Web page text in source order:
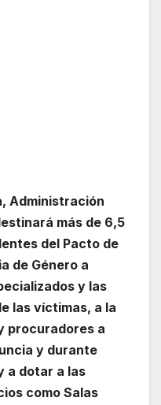
Administración
más de 6,5
del Pacto de
de Género a
y las
las víctimas, a la
procuradores a
y durante
a dotar a las
como Salas